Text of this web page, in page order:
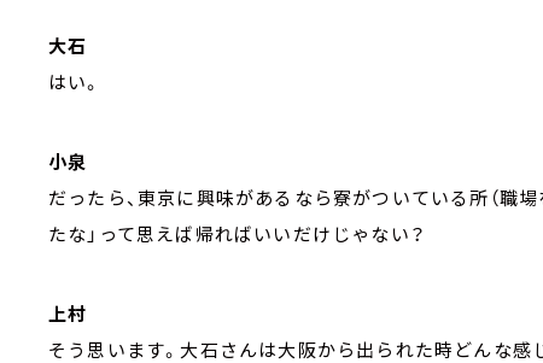
大石
はい。
小泉
だったら、東京に興味があるなら寮がついている所（職
たな」って思えば帰ればいいだけじゃない？
上村
そう思います。大石さんは大阪から出られた時どんな感